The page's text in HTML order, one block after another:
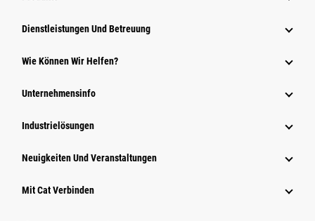
Dienstleistungen Und Betreuung
Wie Können Wir Helfen?
Unternehmensinfo
Industrielösungen
Neuigkeiten Und Veranstaltungen
Mit Cat Verbinden